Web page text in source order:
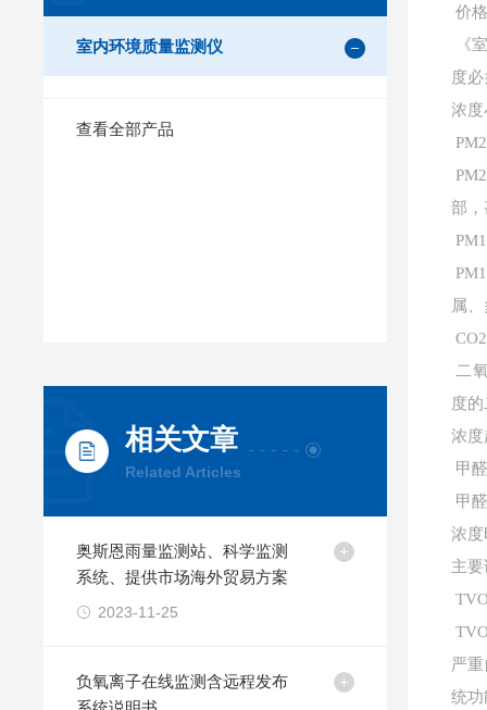
室内环境质量监测仪
查看全部产品
相关文章
Related Articles
奥斯恩雨量监测站、科学监测
系统、提供市场海外贸易方案
2023-11-25
负氧离子在线监测含远程发布
价
《
度
浓度
部，
属
CO2
二
度
浓
甲
甲
浓
主
严
统